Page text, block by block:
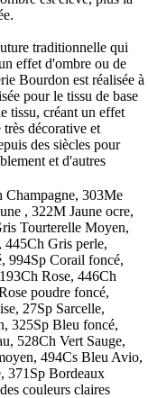
traditionnelle qui
effet d'ombre ou de
Bourdon est réalisée à
pour le tissu de base
tissu, créant un effet
décorative et
des siècles pour
et d'autres
303Me
, 322M Jaune ocre,
Tourterelle Moyen,
445Ch Gris perle,
994Sp Corail foncé,
Rose, 446Ch
poudre foncé,
27Sp Sarcelle,
325Sp Bleu foncé,
528Ch Vert Sauge,
494Cs Bleu Avio,
371Sp Bordeaux
couleurs claires